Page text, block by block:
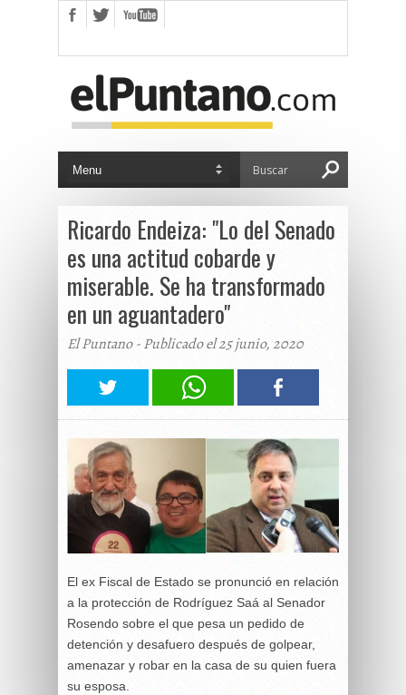
Ricardo Endeiza: "Lo del Senado
es una actitud cobarde y
miserable. Se ha transformado
en un aguantadero"
El Puntano - Publicado el 25 junio, 2020
El ex Fiscal de Estado se pronunció en relación
a la protección de Rodríguez Saá al Senador
Rosendo sobre el que pesa un pedido de
detención y desafuero después de golpear,
amenazar y robar en la casa de su quien fuera
su esposa.